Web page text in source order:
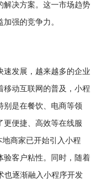
解决方案。这一市场趋势
强的竞争力。
速发展，越来越多的企业
移动互联网的普及，小程
别是在餐饮、电商等领
更便捷、高效等在线服
商家已开始引入小程
验客户粘性。同时，随着
也逐渐融入小程序开发